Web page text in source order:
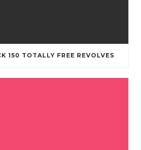
150 TOTALLY FREE REVOLVES